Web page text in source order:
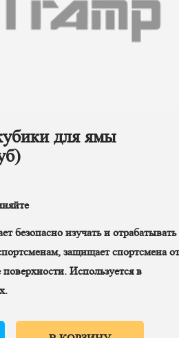
для ямы
безопасно изучать и отрабатывать
защищает спортсмена от
Используется в